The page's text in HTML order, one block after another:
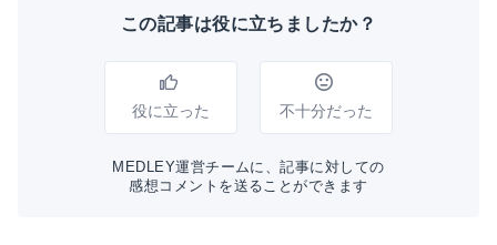
この記事は役に立ちましたか？
役に立った 不十分だった
MEDLEY運営チームに、記事に対しての
感想コメントを送ることができます